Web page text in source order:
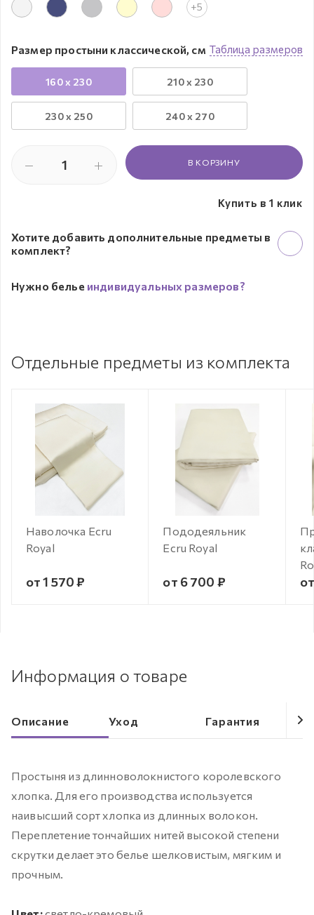
+5
Таблица размеров
Размер простыни классической, см
160 x 230 210 x 230
230 х 250 240 x 270
В КОРЗИНУ
Купить в 1 клик
Хотите добавить дополнительные предметы в
комплект?
Нужно белье индивидуальных размеров?
Отдельные предметы из комплекта
Наволочка Ecru
Royal
от 1 570 ₽
Пододеяльник
Ecru Royal
от 6 700 ₽
Информация о товаре
Описание Уход Гарантия
Простыня из длинноволокнистого королевского
хлопка. Для его производства используется
наивысший сорт хлопка из длинных волокон.
Переплетение тончайших нитей высокой степени
скрутки делает это белье шелковистым, мягким и
прочным.